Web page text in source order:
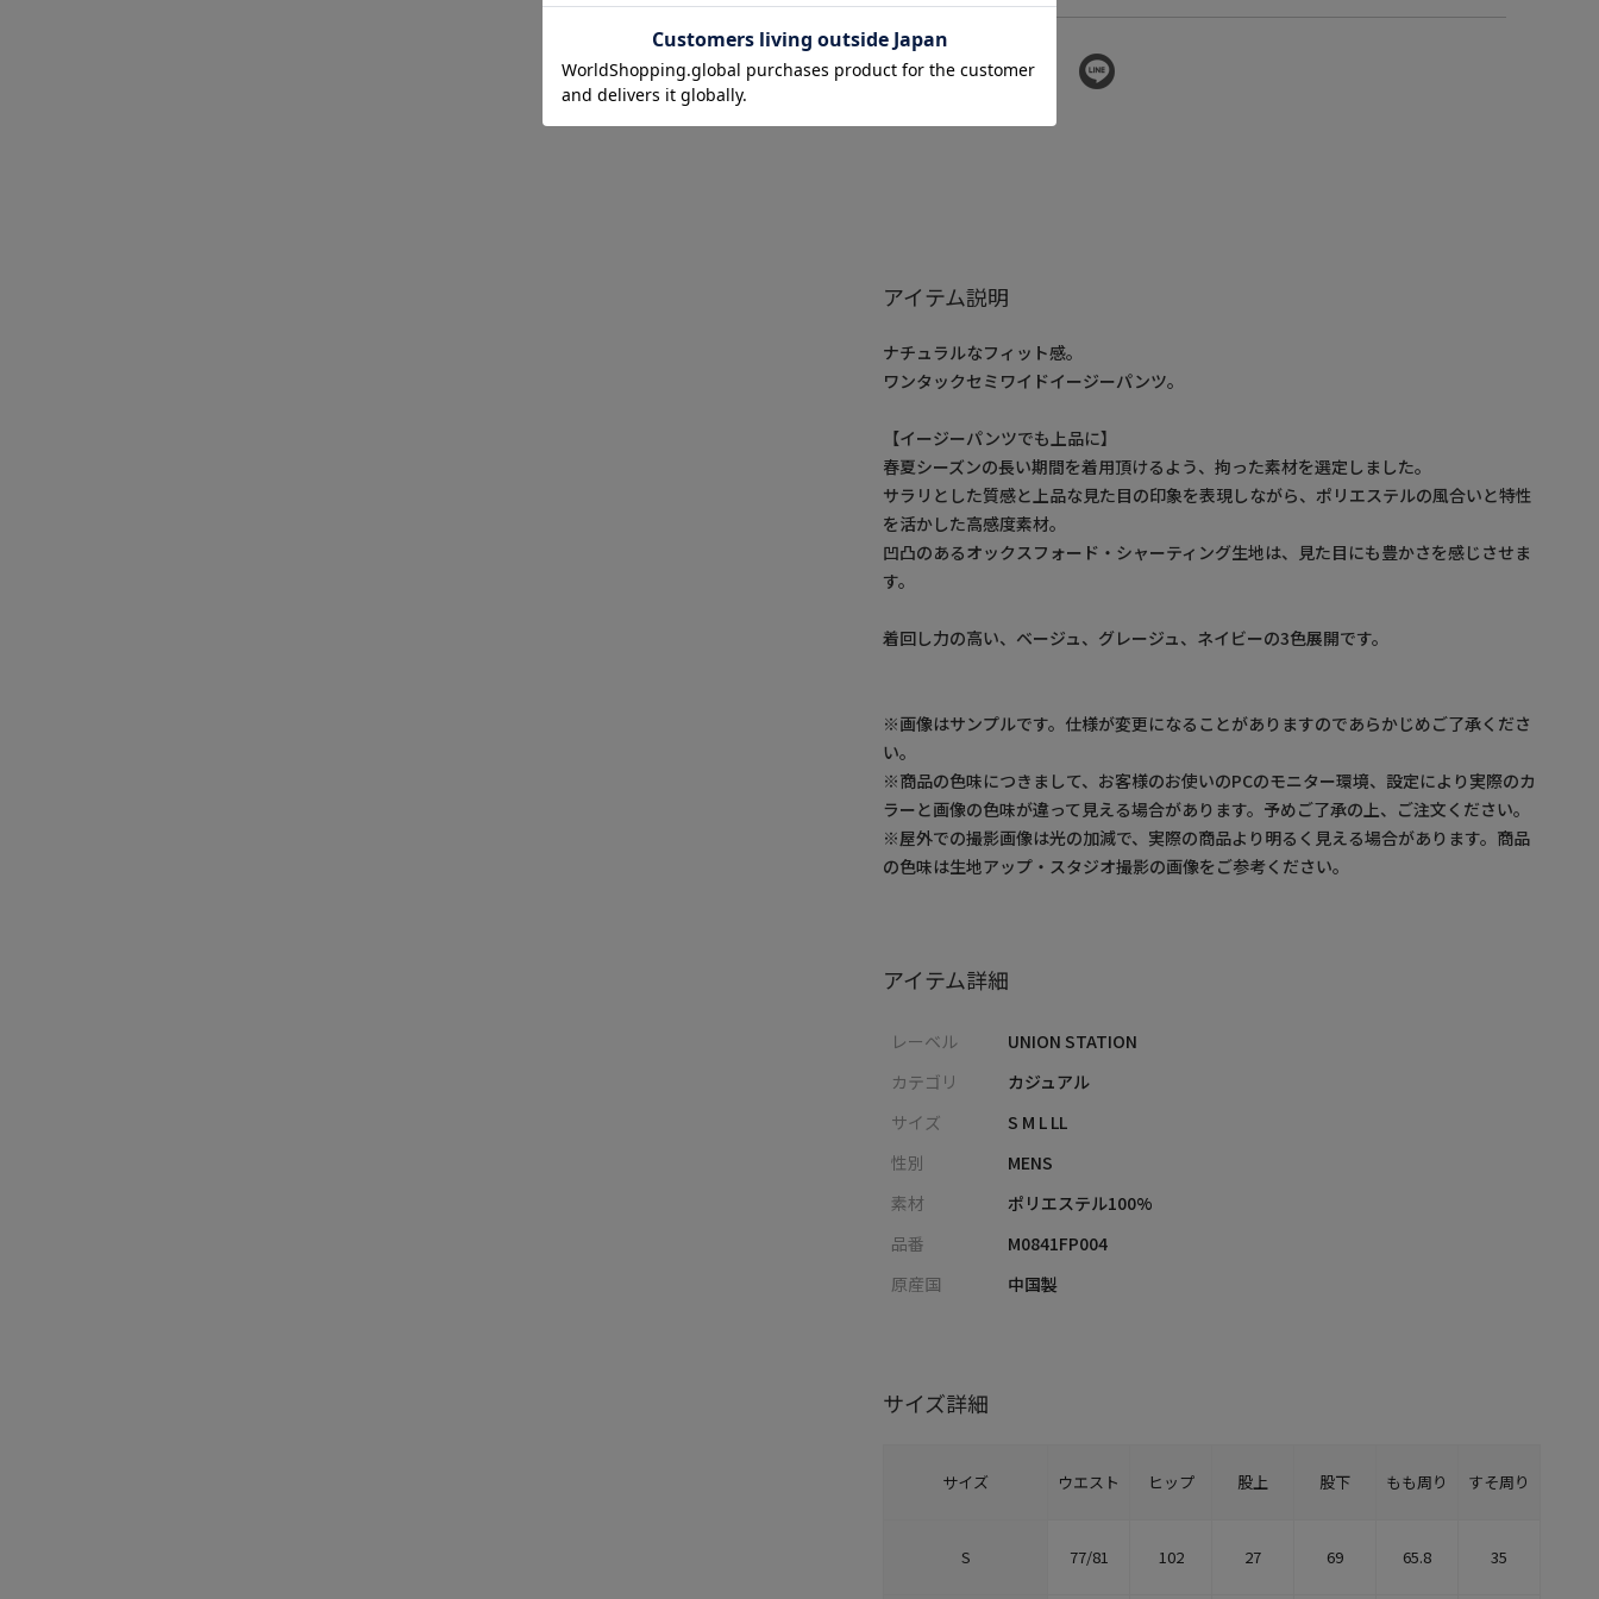
アイテム説明
ナチュラルなフィット感。
ワンタックセミワイドイージーパンツ。
【イージーパンツでも上品に】
春夏シーズンの長い期間を着用頂けるよう、拘った素材を選定しました。
サラリとした質感と上品な見た目の印象を表現しながら、ポリエステルの風合いと特性
を活かした高感度素材。
凹凸のあるオックスフォード・シャーティング生地は、見た目にも豊かさを感じさせま
す。
着回し力の高い、ベージュ、グレージュ、ネイビーの3色展開です。
※画像はサンプルです。仕様が変更になることがありますのであらかじめご了承くださ
い。
※商品の色味につきまして、お客様のお使いのPCのモニター環境、設定により実際のカ
ラーと画像の色味が違って見える場合があります。予めご了承の上、ご注文ください。
※屋外での撮影画像は光の加減で、実際の商品より明るく見える場合があります。商品
の色味は生地アップ・スタジオ撮影の画像をご参考ください。
アイテム詳細
レーベル
UNION STATION
カテゴリ
カジュアル
サイズ
S M L LL
性別
MENS
素材
ポリエステル100%
品番
M0841FP004
原産国
中国製
サイズ詳細
サイズ ウエスト ヒップ 股上 股下 もも周り すそ周り
S 77/81 102 27 69 65.8 35